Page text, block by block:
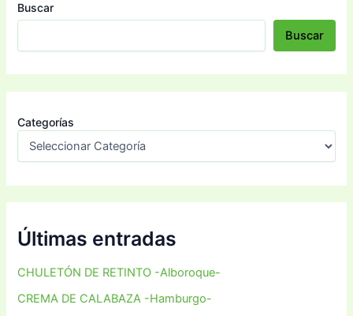
Buscar
Buscar
Categorías
Últimas entradas
CHULETÓN DE RETINTO -Alboroque-
CREMA DE CALABAZA -Hamburgo-